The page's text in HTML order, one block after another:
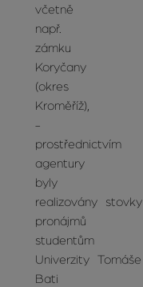
včetně
např.
zámku
Koryčany
(okres
Kroměříž),
-
prostřednictvím
agentury
byly
realizovány stovky
pronájmů
studentům
Univerzity Tomáše
Bati